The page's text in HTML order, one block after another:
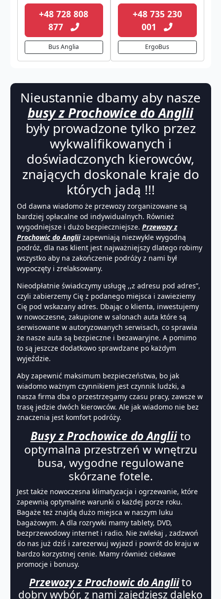
+48 728 808
877
Bus Anglia
+48 735 230
001
ErgoBus
Nieustannie dbamy aby nasze
busy z Prochowice do Anglii
były prowadzone tylko przez
wykwalifikowanych i
doświadczonych kierowców,
znających doskonale kraje do
których jadą !!!
Od dawna wiadomo że przewozy zorganizowane są
bardziej opłacalne od indywidualnych. Również
wygodniejsze i dużo bezpieczniejsze. Przewozy z
Prochowic do Angliizapewniają niezwykle wygodną
podróż, dla nas klient jest najważniejszy dlatego robimy
wszystko aby na zakończenie podróży z nami był
wypoczęty i zrelaksowany.
Nieodpłatnie świadczymy usługę ,,z adresu pod adres”,
czyli zabierzemy Cię z podanego miejsca i zawieziemy
Cię pod wskazany adres. Dbając o klienta, inwestujemy
w nowoczesne, zakupione w salonach auta które są
serwisowane w autoryzowanych serwisach, co sprawia
że nasze auta są bezpieczne i bezawaryjne. A pomimo
to są jeszcze dodatkowo sprawdzane po każdym
wyjeździe.
Aby zapewnić maksimum bezpieczeństwa, bo jak
wiadomo ważnym czynnikiem jest czynnik ludzki, a
nasza firma dba o przestrzegamy czasu pracy, zawsze w
trasę jedzie dwóch kierowców. Ale jak wiadomo nie bez
znaczenia jest komfort podróży.
Busy z Prochowice do Angliito
optymalna przestrzeń w wnętrzu
busa, wygodne regulowane
skórzane fotele.
Jest także nowoczesna klimatyzacja i ogrzewanie, które
zapewnią optymalne warunki o każdej porze roku.
Bagaże też znajdą dużo miejsca w naszym luku
bagażowym. A dla rozrywki mamy tablety, DVD,
bezprzewodowy internet i radio. Nie zwlekaj , zadzwoń
do nas już dziś i zarezerwuj wyjazd i powrót do kraju w
bardzo korzystnej cenie. Mamy również ciekawe
promocje i bonusy.
Przewozy z Prochowic do Angliito
dobry wybór, z nami zajedziesz daleko